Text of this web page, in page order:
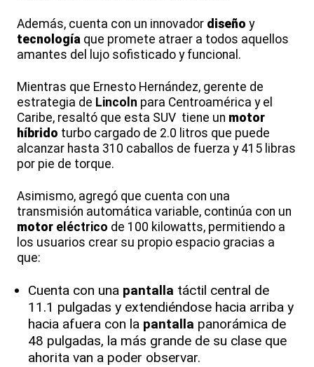
Además, cuenta con un innovador diseño y
tecnología que promete atraer a todos aquellos
amantes del lujo sofisticado y funcional.
Mientras que Ernesto Hernández, gerente de
estrategia de Lincoln para Centroamérica y el
Caribe, resaltó que esta SUV tiene un motor
híbrido turbo cargado de 2.0 litros que puede
alcanzar hasta 310 caballos de fuerza y 415 libras
por pie de torque.
Asimismo, agregó que cuenta con una
transmisión automática variable, continúa con un
motor eléctrico de 100 kilowatts, permitiendo a
los usuarios crear su propio espacio gracias a
que:
Cuenta con una pantalla táctil central de
11.1 pulgadas y extendiéndose hacia arriba y
hacia afuera con la pantalla panorámica de
48 pulgadas, la más grande de su clase que
ahorita van a poder observar.